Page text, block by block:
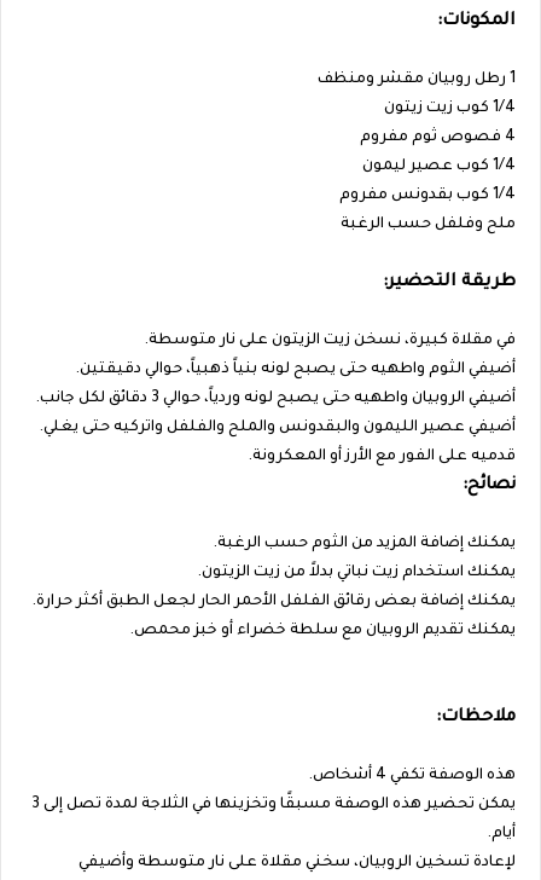
المكونات:
1 رطل روبيان مقشر ومنظف
1/4 كوب زيت زيتون
4 فصوص ثوم مفروم
1/4 كوب عصير ليمون
1/4 كوب بقدونس مفروم
ملح وفلفل حسب الرغبة
طريقة التحضير:
في مقلاة كبيرة، نسخن زيت الزيتون على نار متوسطة.
أضيفي الثوم واطهيه حتى يصبح لونه بنياً ذهبياً، حوالي دقيقتين.
أضيفي الروبيان واطهيه حتى يصبح لونه وردياً، حوالي 3 دقائق لكل جانب.
أضيفي عصير الليمون والبقدونس والملح والفلفل واتركيه حتى يغلي.
قدميه على الفور مع الأرز أو المعكرونة.
نصائح:
يمكنك إضافة المزيد من الثوم حسب الرغبة.
يمكنك استخدام زيت نباتي بدلاً من زيت الزيتون.
يمكنك إضافة بعض رقائق الفلفل الأحمر الحار لجعل الطبق أكثر حرارة.
يمكنك تقديم الروبيان مع سلطة خضراء أو خبز محمص.
ملاحظات:
هذه الوصفة تكفي 4 أشخاص.
يمكن تحضير هذه الوصفة مسبقًا وتخزينها في الثلاجة لمدة تصل إلى 3
أيام.
لإعادة تسخين الروبيان، سخني مقلاة على نار متوسطة وأضيفي